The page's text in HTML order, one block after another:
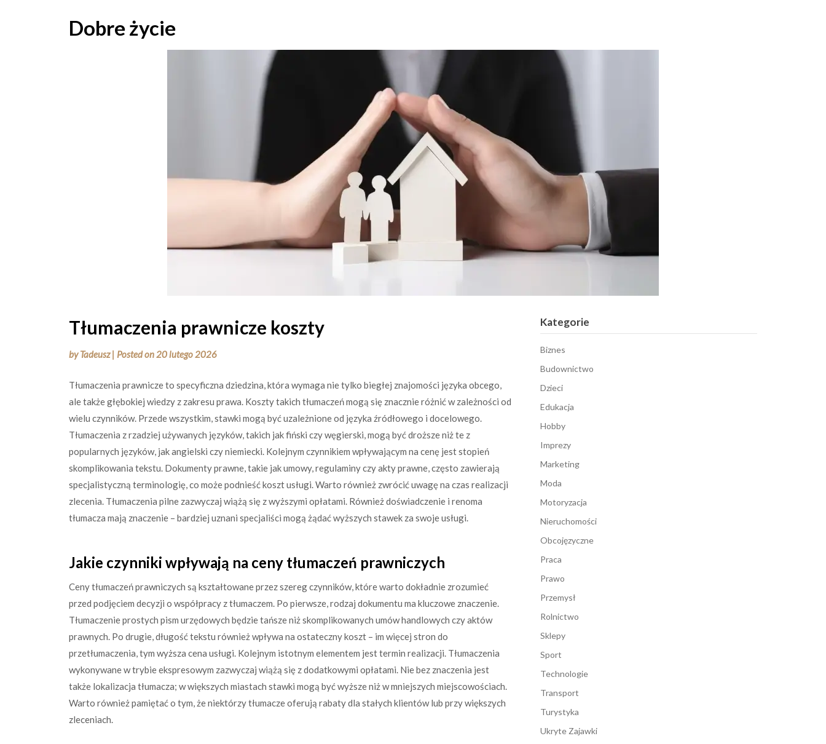
Dobre życie
Tłumaczenia prawnicze koszty
byTadeusz | Posted on20 lutego 2026
Tłumaczenia prawnicze to specyficzna dziedzina, która wymaga nie tylko biegłej znajomości języka obcego,
ale także głębokiej wiedzy z zakresu prawa. Koszty takich tłumaczeń mogą się znacznie różnić w zależności od
wielu czynników. Przede wszystkim, stawki mogą być uzależnione od języka źródłowego i docelowego.
Tłumaczenia z rzadziej używanych języków, takich jak fiński czy węgierski, mogą być droższe niż te z
popularnych języków, jak angielski czy niemiecki. Kolejnym czynnikiem wpływającym na cenę jest stopień
skomplikowania tekstu. Dokumenty prawne, takie jak umowy, regulaminy czy akty prawne, często zawierają
specjalistyczną terminologię, co może podnieść koszt usługi. Warto również zwrócić uwagę na czas realizacji
zlecenia. Tłumaczenia pilne zazwyczaj wiążą się z wyższymi opłatami. Również doświadczenie i renoma
tłumacza mają znaczenie – bardziej uznani specjaliści mogą żądać wyższych stawek za swoje usługi.
Jakie czynniki wpływają na ceny tłumaczeń prawniczych
Ceny tłumaczeń prawniczych są kształtowane przez szereg czynników, które warto dokładnie zrozumieć
przed podjęciem decyzji o współpracy z tłumaczem. Po pierwsze, rodzaj dokumentu ma kluczowe znaczenie.
Tłumaczenie prostych pism urzędowych będzie tańsze niż skomplikowanych umów handlowych czy aktów
prawnych. Po drugie, długość tekstu również wpływa na ostateczny koszt – im więcej stron do
przetłumaczenia, tym wyższa cena usługi. Kolejnym istotnym elementem jest termin realizacji. Tłumaczenia
wykonywane w trybie ekspresowym zazwyczaj wiążą się z dodatkowymi opłatami. Nie bez znaczenia jest
także lokalizacja tłumacza; w większych miastach stawki mogą być wyższe niż w mniejszych miejscowościach.
Warto również pamiętać o tym, że niektórzy tłumacze oferują rabaty dla stałych klientów lub przy większych
zleceniach.
Kategorie
Biznes
Budownictwo
Dzieci
Edukacja
Hobby
Imprezy
Marketing
Moda
Motoryzacja
Nieruchomości
Obcojęzyczne
Praca
Prawo
Przemysł
Rolnictwo
Sklepy
Sport
Technologie
Transport
Turystyka
Ukryte Zajawki